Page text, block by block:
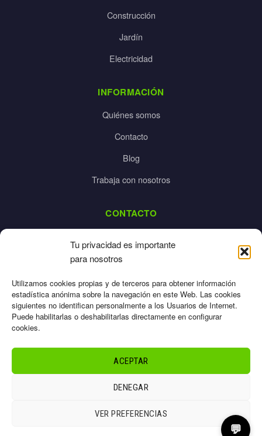
Tu privacidad es importante
para nosotros
Utilizamos cookies propias y de terceros para obtener información
estadística anónima sobre la navegación en este Web. Las cookies
siguientes no identifican personalmente a los Usuarios de Internet.
Puede habilitarlas o deshabilitarlas directamente en configurar
cookies.
ACEPTAR
DENEGAR
VER PREFERENCIAS
Construcción
Jardín
Electricidad
INFORMACIÓN
Quiénes somos
Contacto
Blog
Trabaja con nosotros
CONTACTO
925 532 213
Cookies
Términos
Sitemap
💬